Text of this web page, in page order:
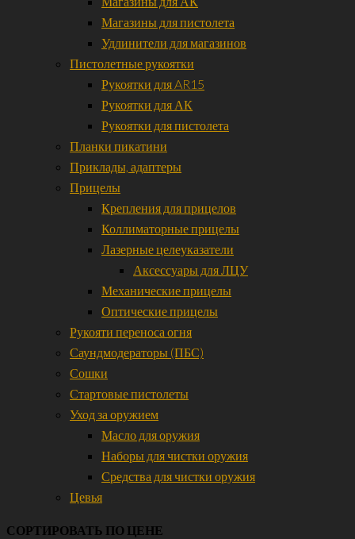
Магазины для пистолета
Удлинители для магазинов
Пистолетные рукоятки
Рукоятки для AR15
Рукоятки для АК
Рукоятки для пистолета
Планки пикатини
Приклады, адаптеры
Прицелы
Крепления для прицелов
Коллиматорные прицелы
Лазерные целеуказатели
Аксессуары для ЛЦУ
Механические прицелы
Оптические прицелы
Рукояти переноса огня
Саундмодераторы (ПБС)
Сошки
Стартовые пистолеты
Уход за оружием
Масло для оружия
Наборы для чистки оружия
Средства для чистки оружия
Цевья
СОРТИРОВАТЬ ПО ЦЕНЕ